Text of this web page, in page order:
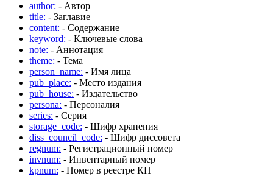
author: - Автор
title: - Заглавие
content: - Содержание
keyword: - Ключевые слова
note: - Аннотация
theme: - Тема
person_name: - Имя лица
pub_place: - Место издания
pub_house: - Издательство
persona: - Персоналия
series: - Серия
storage_code: - Шифр хранения
diss_council_code: - Шифр диссовета
regnum: - Регистрационный номер
invnum: - Инвентарный номер
kpnum: - Номер в реестре КП